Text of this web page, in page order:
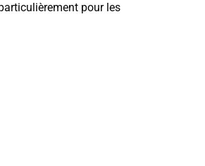
pour les